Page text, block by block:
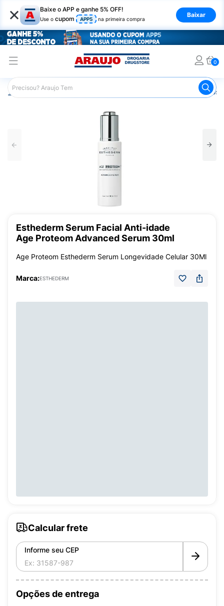
× Baixe o APP e ganhe 5% OFF!
Use o cupom APP5 na primeira compra
Baixar
0
Araujo Dermocosméticos Dermocosméticos para o
Esthederm Serum Facial Anti-idade
Age Proteom Advanced Serum 30ml
Age Proteom Esthederm Serum Longevidade Celular 30Ml
Marca:ESTHEDERM
Calcular frete
Informe seu CEP
Opções de entrega